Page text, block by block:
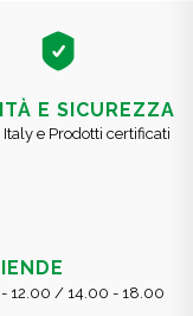
E SICUREZZA
Italy e Prodotti certificati
12.00 / 14.00 - 18.00